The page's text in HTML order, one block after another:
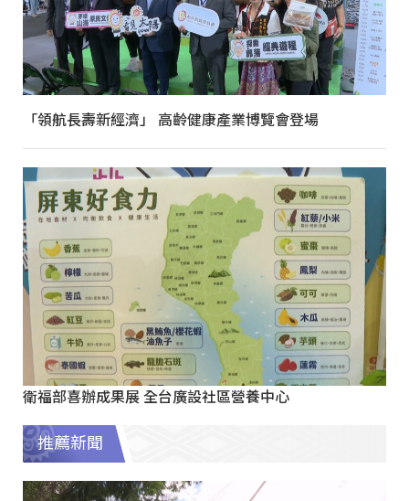
「領航長壽新經濟」 高齡健康產業博覽會登場
衛福部喜辦成果展 全台廣設社區營養中心
推薦新聞